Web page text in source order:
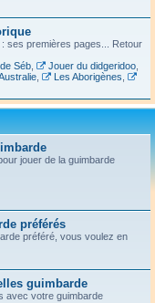
ses premières pages... Retour
Séb, Jouer du didgeridoo,
, Les Aborigènes
jouer de la guimbarde
préférés
préféré, vous voulez en
guimbarde
avec votre guimbarde